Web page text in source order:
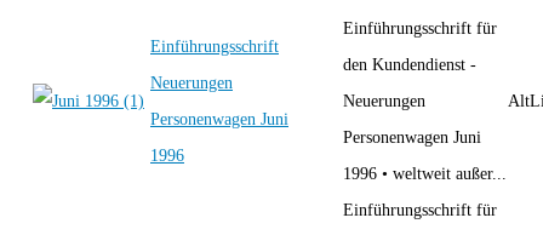
Einführungsschrift
Neuerungen
Personenwagen Juni
1996
Einführungsschrift für
den Kundendienst -
Neuerungen
Personenwagen Juni
1996 • weltweit außer...
Einführungsschrift für